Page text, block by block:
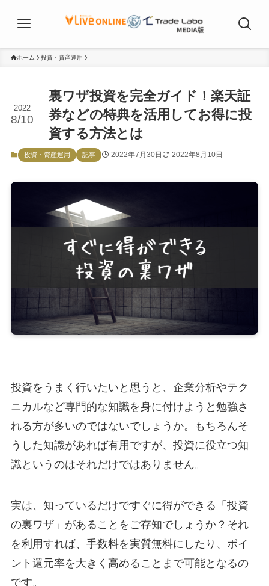
ホーム 投資・資産運用
裏ワザ投資を完全ガイド！楽天証
券などの特典を活用してお得に投
資する方法とは
2022
8/10
投資・資産運用 記事 2022年7月30日 2022年8月10日
投資をうまく行いたいと思うと、企業分析やテク
ニカルなど専門的な知識を身に付けようと勉強さ
れる方が多いのではないでしょうか。もちろんそ
うした知識があれば有用ですが、投資に役立つ知
識というのはそれだけではありません。
実は、知っているだけですぐに得ができる「投資
の裏ワザ」があることをご存知でしょうか？それ
を利用すれば、手数料を実質無料にしたり、ポイ
ント還元率を大きく高めることまで可能となるの
です。